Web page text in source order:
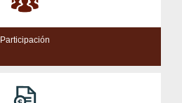
Participación